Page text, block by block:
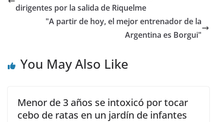
dirigentes por la salida de Riquelme
"A partir de hoy, el mejor entrenador de la
Argentina es Borgui"
You May Also Like
Menor de 3 años se intoxicó por tocar
cebo de ratas en un jardín de infantes